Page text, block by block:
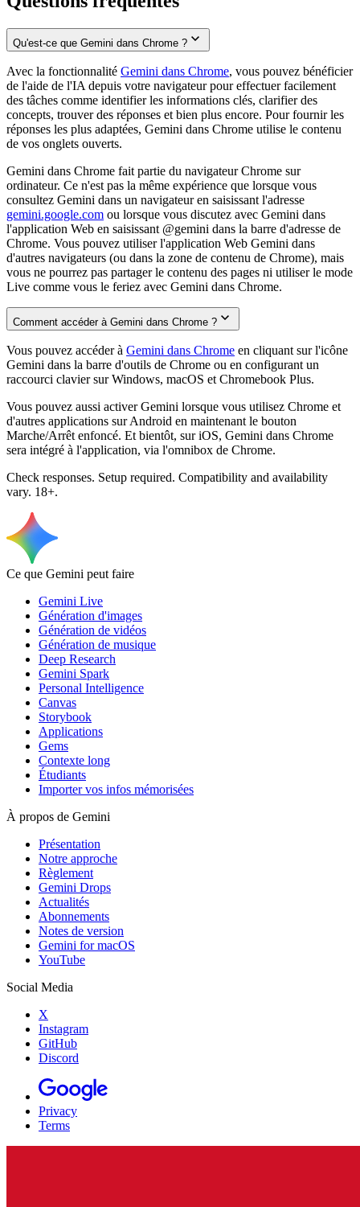
Qu'est-ce que Gemini dans Chrome ?
Avec la fonctionnalité Gemini dans Chrome, vous pouvez bénéficier
de l'aide de l'IA depuis votre navigateur pour effectuer facilement
des tâches comme identifier les informations clés, clarifier des
concepts, trouver des réponses et bien plus encore. Pour fournir les
réponses les plus adaptées, Gemini dans Chrome utilise le contenu
de vos onglets ouverts.
Gemini dans Chrome fait partie du navigateur Chrome sur
ordinateur. Ce n'est pas la même expérience que lorsque vous
consultez Gemini dans un navigateur en saisissant l'adresse
gemini.google.com ou lorsque vous discutez avec Gemini dans
l'application Web en saisissant @gemini dans la barre d'adresse de
Chrome. Vous pouvez utiliser l'application Web Gemini dans
d'autres navigateurs (ou dans la zone de contenu de Chrome), mais
vous ne pourrez pas partager le contenu des pages ni utiliser le mode
Live comme vous le feriez avec Gemini dans Chrome.
Comment accéder à Gemini dans Chrome ?
Vous pouvez accéder à Gemini dans Chrome en cliquant sur l'icône
Gemini dans la barre d'outils de Chrome ou en configurant un
raccourci clavier sur Windows, macOS et Chromebook Plus.
Vous pouvez aussi activer Gemini lorsque vous utilisez Chrome et
d'autres applications sur Android en maintenant le bouton
Marche/Arrêt enfoncé. Et bientôt, sur iOS, Gemini dans Chrome
sera intégré à l'application, via l'omnibox de Chrome.
Check responses. Setup required. Compatibility and availability
vary. 18+.
Ce que Gemini peut faire
Gemini Live
Génération d'images
Génération de vidéos
Génération de musique
Deep Research
Gemini Spark
Personal Intelligence
Canvas
Storybook
Applications
Gems
Contexte long
Étudiants
Importer vos infos mémorisées
À propos de Gemini
Présentation
Notre approche
Règlement
Gemini Drops
Actualités
Abonnements
Notes de version
Gemini for macOS
YouTube
Social Media
X
Instagram
GitHub
Discord
Privacy
Terms